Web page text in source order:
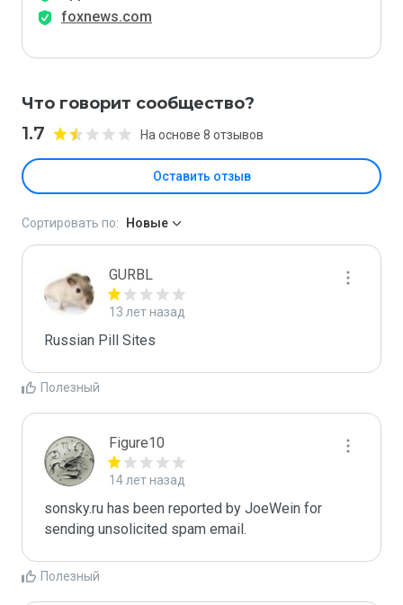
foxnews.com
Что говорит сообщество?
1.7 На основе 8 отзывов
Оставить отзыв
Сортировать по: Новые
GURBL
13 лет назад
Russian Pill Sites
Полезный
Figure10
14 лет назад
sonsky.ru has been reported by JoeWein for
sending unsolicited spam email.
Полезный